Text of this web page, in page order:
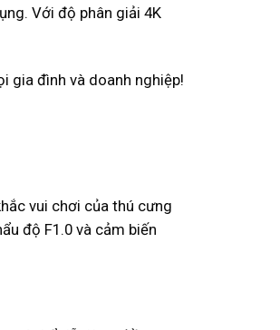
Với độ phân giải 4K
gia đình và doanh nghiệp!
vui chơi của thú cưng
độ F1.0 và cảm biến